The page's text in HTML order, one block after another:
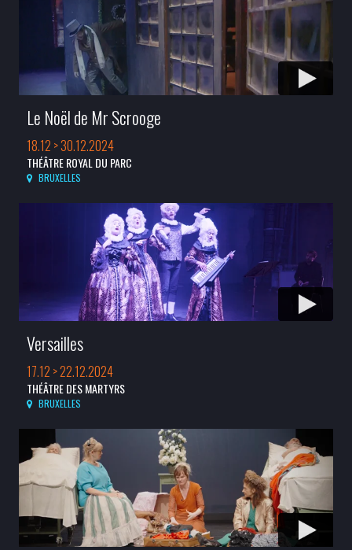
Le Noël de Mr Scrooge
18.12 > 30.12.2024
THÉÂTRE ROYAL DU PARC
BRUXELLES
Versailles
17.12 > 22.12.2024
THÉÂTRE DES MARTYRS
BRUXELLES